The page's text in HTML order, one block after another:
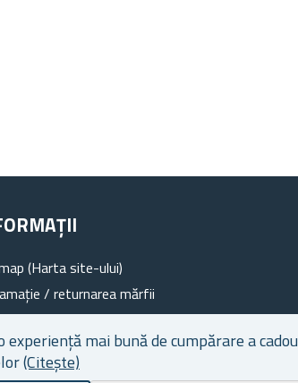
experiență mai bună de cumpărare a
(Citește)
(Harta site-ului)
/ returnarea mărfii
de produs
noi
de fidelitate